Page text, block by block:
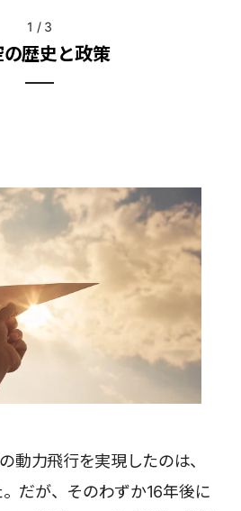
1 / 3
の歴史と政策
動力飛行を実現したのは、
だが、そのわずか16年後に